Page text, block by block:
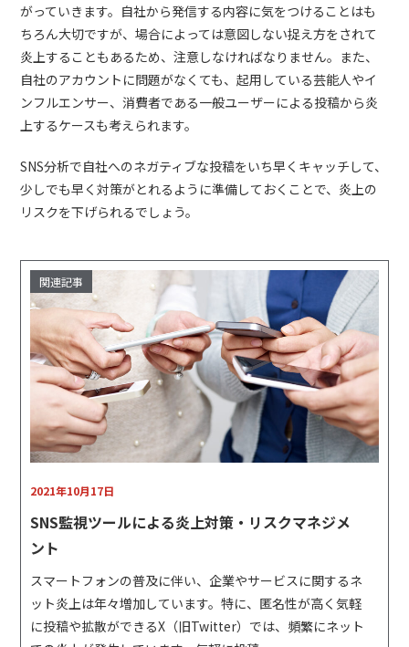
がっていきます。自社から発信する内容に気をつけることはも
ちろん大切ですが、場合によっては意図しない捉え方をされて
炎上することもあるため、注意しなければなりません。また、
自社のアカウントに問題がなくても、起用している芸能人やイ
ンフルエンサー、消費者である一般ユーザーによる投稿から炎
上するケースも考えられます。
SNS分析で自社へのネガティブな投稿をいち早くキャッチして、
少しでも早く対策がとれるように準備しておくことで、炎上の
リスクを下げられるでしょう。
2021年10月17日
SNS監視ツールによる炎上対策・リスクマネジメ
ント
スマートフォンの普及に伴い、企業やサービスに関するネ
ット炎上は年々増加しています。特に、匿名性が高く気軽
に投稿や拡散ができるX（旧Twitter）では、頻繁にネット